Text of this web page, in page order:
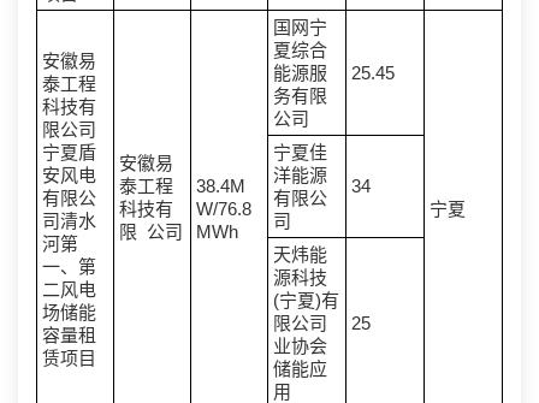
安徽易
泰工程
科技有
限公司
宁夏盾
安风电
有限公
司清水
河第
一、第
二风电
场储能
容量租
赁项目
安徽易
泰工程
科技有
限 公司
38.4M
W/76.8
MWh
国网宁
夏综合
能源服
务有限
公司
25.45
宁夏
宁夏佳
洋能源
有限公
司
34
天炜能
源科技
(宁夏)有
限公司
业协会
储能应
用
25